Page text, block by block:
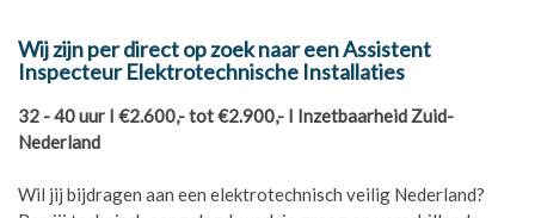
Wij zijn per direct op zoek naar een Assistent
Inspecteur Elektrotechnische Installaties
32 - 40 uur I €2.600,- tot €2.900,- I Inzetbaarheid Zuid-
Nederland
Wil jij bijdragen aan een elektrotechnisch veilig Nederland?